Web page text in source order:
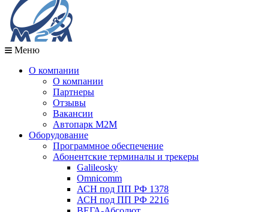
Меню
О компании
О компании
Партнеры
Отзывы
Вакансии
Автопарк М2М
Оборудование
Программное обеспечение
Абонентские терминалы и трекеры
Galileosky
Omnicomm
АСН под ПП РФ 1378
АСН под ПП РФ 2216